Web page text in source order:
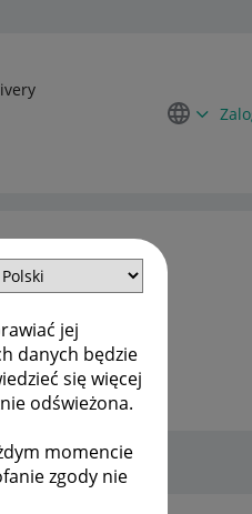
jej
danych będzie
się więcej
odświeżona.
momencie
zgody nie